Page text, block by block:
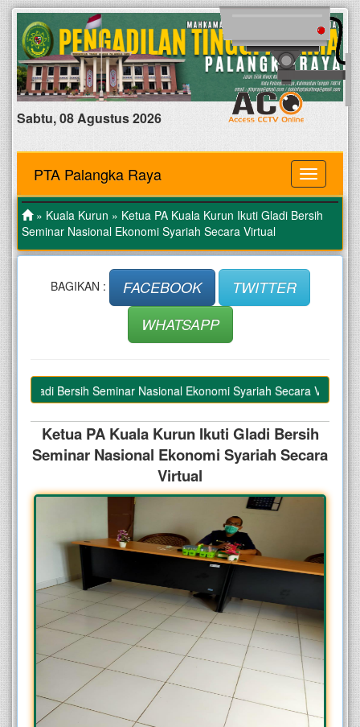
Sabtu, 08 Agustus 2026
MENU
PTA Palangka Raya
» Kuala Kurun » Ketua PA Kuala Kurun Ikuti Gladi Bersih
Seminar Nasional Ekonomi Syariah Secara Virtual
BAGIKAN : FACEBOOK
TWITTER
WHATSAPP
Bersih Seminar Nasional Ekonomi Syariah Secara Virtual
Ketua PA Kuala Kurun Ikuti Gladi Bersih
Seminar Nasional Ekonomi Syariah Secara
Virtual